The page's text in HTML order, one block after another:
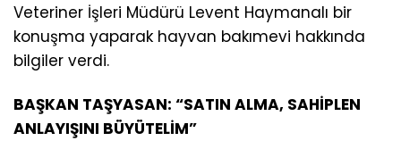
Veteriner İşleri Müdürü Levent Haymanalı bir
konuşma yaparak hayvan bakımevi hakkında
bilgiler verdi.
BAŞKAN TAŞYASAN: “SATIN ALMA, SAHİPLEN
ANLAYIŞINI BÜYÜTELİM”